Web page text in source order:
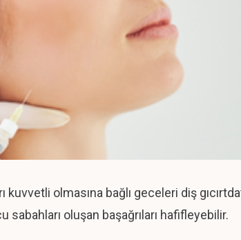
olmasına bağlı geceleri diş
sabahları oluşan başağrıları hafifleyebilir.